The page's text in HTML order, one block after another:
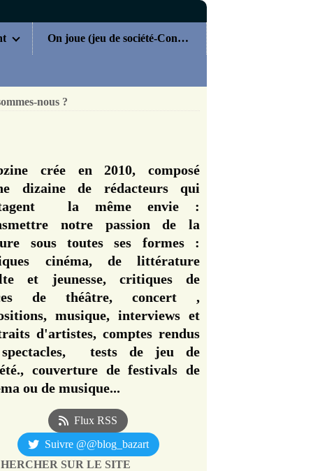
On joue (jeu de société-Concours)
nous ?
crée en 2010, composé
dizaine de rédacteurs qui
la même envie :
notre passion de la
sous toutes ses formes :
cinéma, de littérature
et jeunesse, critiques de
de théâtre, concert ,
musique, interviews et
d'artistes, comptes rendus
tests de jeu de
couverture de festivals de
ou de musique...
Flux RSS
Suivre @@blog_bazart
SUR LE SITE